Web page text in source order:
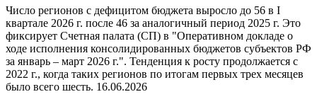
Число регионов с дефицитом бюджета выросло до 56 в I
квартале 2026 г. после 46 за аналогичный период 2025 г. Это
фиксирует Счетная палата (СП) в "Оперативном докладе о
ходе исполнения консолидированных бюджетов субъектов РФ
за январь – март 2026 г.". Тенденция к росту продолжается с
2022 г., когда таких регионов по итогам первых трех месяцев
было всего шесть. 16.06.2026